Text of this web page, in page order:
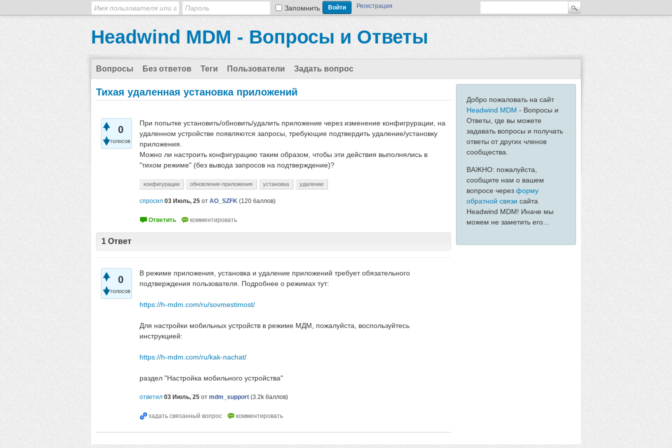
Запомнить Регистрация
Headwind MDM - Вопросы и Ответы
Вопросы Без ответов Теги Пользователи Задать вопрос
Добро пожаловать на сайт
Headwind MDM - Вопросы и
Ответы, где вы можете
задавать вопросы и получать
ответы от других членов
сообщества.
ВАЖНО: пожалуйста,
сообщите нам о вашем
вопросе через форму
обратной связи сайта
Headwind MDM! Иначе мы
можем не заметить его...
Тихая удаленная установка приложений
0
голосов
При попытке установить/обновить/удалить приложение через изменение конфигрурации, на
удаленном устройстве появляются запросы, требующие подтвердить удаление/установку
приложения.
Можно ли настроить конфигурацию таким образом, чтобы эти действия выполнялись в
"тихом режиме" (без вывода запросов на подтверждение)?
конфигурации обновление-приложения установка удаление
спросил 03 Июль, 25 от AO_SZFK (120 баллов)
1 Ответ
0
голосов
В режиме приложения, установка и удаление приложений требует обязательного
подтверждения пользователя. Подробнее о режимах тут:
https://h-mdm.com/ru/sovmestimost/
Для настройки мобильных устройств в режиме МДМ, пожалуйста, воспользуйтесь
инструкцией:
https://h-mdm.com/ru/kak-nachat/
раздел "Настройка мобильного устройства"
ответил 03 Июль, 25 от mdm_support (3.2k баллов)